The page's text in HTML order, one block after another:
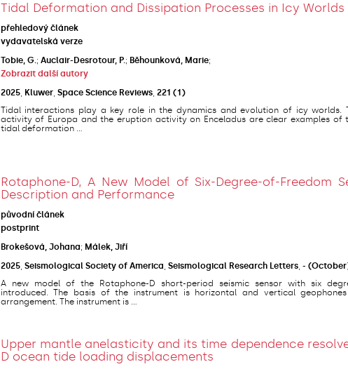
Tidal Deformation and Dissipation Processes in Icy Worlds
přehledový článek
vydavatelská verze
Tobie, G.; Auclair-Desrotour, P.; Běhounková, Marie;
Zobrazit další autory
2025, Kluwer, Space Science Reviews, 221 (1)
Tidal interactions play a key role in the dynamics and evolution of icy worlds.
activity of Europa and the eruption activity on Enceladus are clear examples of
tidal deformation ...
Rotaphone-D, A New Model of Six-Degree-of-Freedom
Description and Performance
původní článek
postprint
Brokešová, Johana; Málek, Jiří
2025, Seismological Society of America Seismological Research Letters, -
A new model of the Rotaphone-D short-period seismic sensor with six
introduced. The basis of the instrument is horizontal and vertical
arrangement. The instrument is ...
Upper mantle anelasticity and its time dependence
D ocean tide loading displacements